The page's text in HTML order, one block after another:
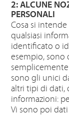
2: ALCUNE
PERSONALI
Cosa si
qualsiasi
identificato o
esempio, sono
sono gli unici
altri tipi di dati,
informazioni:
Vi sono poi